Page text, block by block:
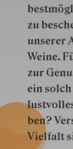
zu
unserer
Weine.
zur
ein
ben?
Vielfalt